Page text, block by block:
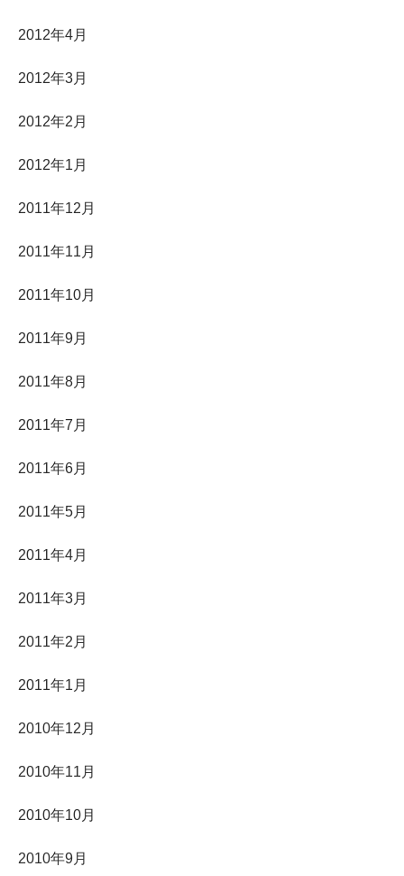
2012年4月
2012年3月
2012年2月
2012年1月
2011年12月
2011年11月
2011年10月
2011年9月
2011年8月
2011年7月
2011年6月
2011年5月
2011年4月
2011年3月
2011年2月
2011年1月
2010年12月
2010年11月
2010年10月
2010年9月